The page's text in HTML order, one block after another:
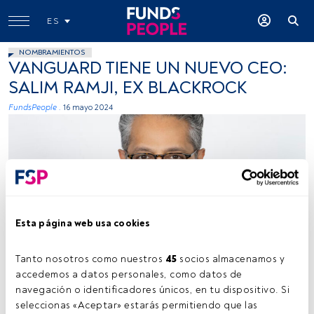
Esta página web usa cookies
Tanto nosotros como nuestros 45 socios almacenamos y
accedemos a datos personales, como datos de
navegación o identificadores únicos, en tu dispositivo. Si
seleccionas «Aceptar» estarás permitiendo que las
ES
NOMBRAMIENTOS
VANGUARD TIENE UN NUEVO CEO:
SALIM RAMJI, EX BLACKROCK
FundsPeople . 16 mayo 2024
Tiempo lectura: 2 min.